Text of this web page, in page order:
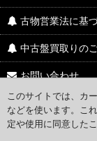
古物営業法に基
中古盤買取りの
お問い合わせ
Access Map
このサイトでは、カ
などを使います。こ
定や使用に同意した